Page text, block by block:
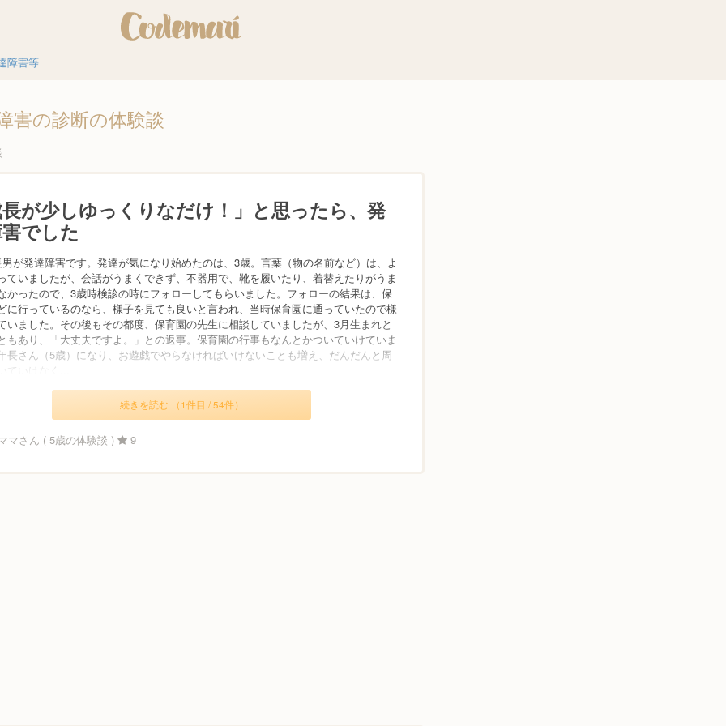
障害等
害の診断の体験談
長が少しゆっくりなだけ！」と思ったら、発
でした
が発達障害です。発達が気になり始めたのは、3歳。言葉（物の名前など）は、よ
ていましたが、会話がうまくできず、不器用で、靴を履いたり、着替えたりがうま
かったので、3歳時検診の時にフォローしてもらいました。フォローの結果は、保
に行っているのなら、様子を見ても良いと言われ、当時保育園に通っていたので様
いました。その後もその都度、保育園の先生に相談していましたが、3月生まれと
もあり、「大丈夫ですよ。」との返事。保育園の行事もなんとかついていけていま
長さん（5歳）になり、お遊戯でやらなければいけないことも増え、だんだんと周
ていけなく...
続きを読む （1件目 / 54件）
マさん ( 5歳の体験談 ) 9